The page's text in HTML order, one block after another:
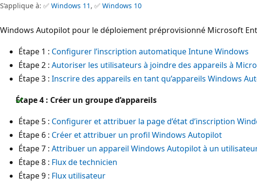
S’applique à: ✅ Windows 11 , ✅ Windows 10
Windows Autopilot pour le déploiement préprovisionné Microsoft
Étape 1 : Configurer l’inscription automatique Intune Windows
Étape 2 : Autoriser les utilisateurs à joindre des appareils à
Étape 3 : Inscrire des appareils en tant qu’appareils Windows
Étape 4 : Créer un groupe d’appareils
Étape 5 : Configurer et attribuer la page d’état d’inscription
Étape 6 : Créer et attribuer un profil Windows Autopilot
Étape 7 : Attribuer un appareil Windows Autopilot à un
Étape 8 : Flux de technicien
Étape 9 : Flux utilisateur